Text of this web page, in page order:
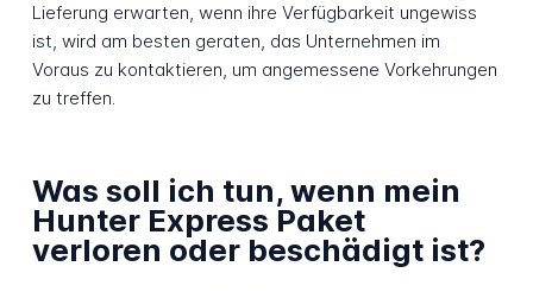
Lieferung erwarten, wenn ihre Verfügbarkeit ungewiss
ist, wird am besten geraten, das Unternehmen im
Voraus zu kontaktieren, um angemessene Vorkehrungen
zu treffen.
Was soll ich tun, wenn mein
Hunter Express Paket
verloren oder beschädigt ist?